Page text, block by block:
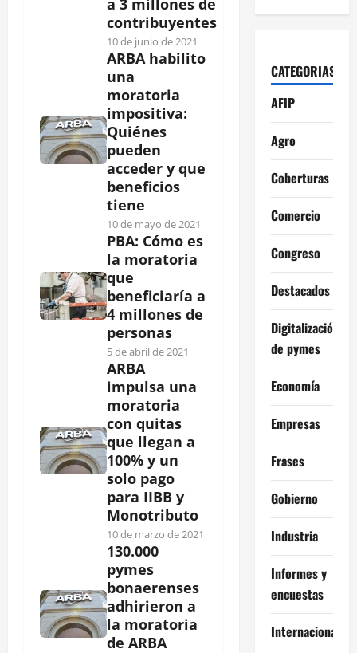
a 3 millones de
contribuyentes
10 de junio de 2021
ARBA habilito
una
moratoria
impositiva:
Quiénes
pueden
acceder y que
beneficios
tiene
10 de mayo de 2021
PBA: Cómo es
la moratoria
que
beneficiaría a
4 millones de
personas
5 de abril de 2021
ARBA
impulsa una
moratoria
con quitas
que llegan a
100% y un
solo pago
para IIBB y
Monotributo
10 de marzo de 2021
130.000
pymes
bonaerenses
adhirieron a
la moratoria
de ARBA
CATEGORIAS
AFIP
Agro
Coberturas
Comercio
Congreso
Destacados
Digitalización
de pymes
Economía
Empresas
Frases
Gobierno
Industria
Informes y
encuestas
Internacional